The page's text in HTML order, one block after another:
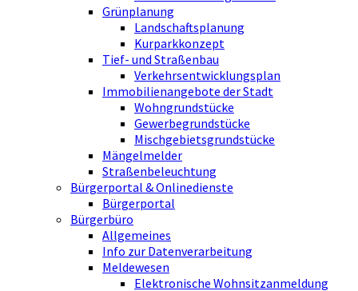
Grünplanung
Landschaftsplanung
Kurparkkonzept
Tief- und Straßenbau
Verkehrsentwicklungsplan
Immobilienangebote der Stadt
Wohngrundstücke
Gewerbegrundstücke
Mischgebietsgrundstücke
Mängelmelder
Straßenbeleuchtung
Bürgerportal & Onlinedienste
Bürgerportal
Bürgerbüro
Allgemeines
Info zur Datenverarbeitung
Meldewesen
Elektronische Wohnsitzanmeldung